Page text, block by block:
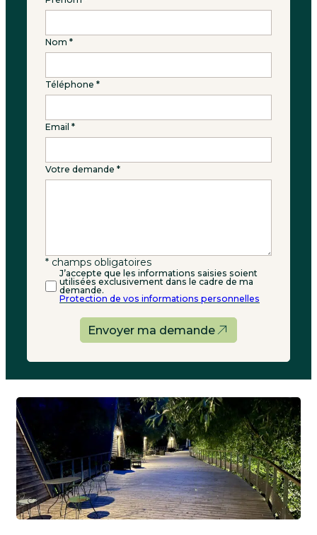
o
t
a
t
e
-
n
u
s
Nom *
Téléphone *
Email *
Votre demande *
* champs obligatoires
J’accepte que les informations saisies soient
utilisées exclusivement dans le cadre de ma
demande.
Protection de vos informations personnelles
Envoyer ma demande